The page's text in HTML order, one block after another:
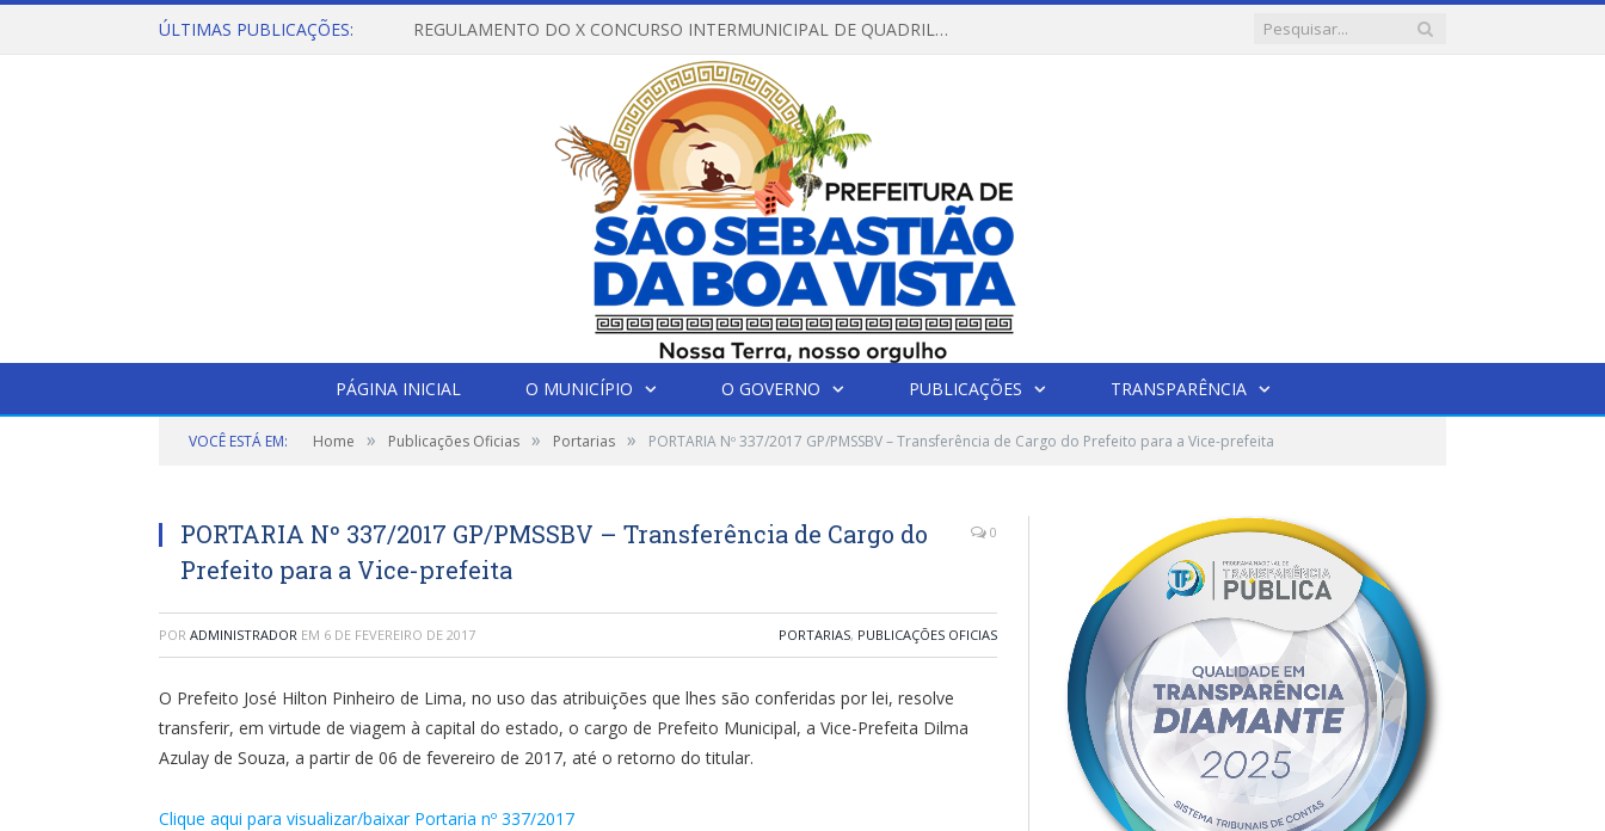
ÚLTIMAS PUBLICAÇÕES: REGULAMENTO DO X CONCURSO INTERMUNICIPAL DE QUADRILHAS JUNINAS – 2026 – ARRAIÁ DA VENEZA
PÁGINA INICIAL O MUNICÍPIO O GOVERNO PUBLICAÇÕES TRANSPARÊNCIA
VOCÊ ESTÁ EM: Home » Publicações Oficias » Portarias » PORTARIA Nº 337/2017 GP/PMSSBV – Transferência de Cargo do Prefeito para a Vice-prefeita
PORTARIA Nº 337/2017 GP/PMSSBV – Transferência de Cargo do
Prefeito para a Vice-prefeita
0
POR ADMINISTRADOR EM 6 DE FEVEREIRO DE 2017 PORTARIAS, PUBLICAÇÕES OFICIAS
O Prefeito José Hilton Pinheiro de Lima, no uso das atribuições que lhes são conferidas por lei, resolve
transferir, em virtude de viagem à capital do estado, o cargo de Prefeito Municipal, a Vice-Prefeita Dilma
Azulay de Souza, a partir de 06 de fevereiro de 2017, até o retorno do titular.
Clique aqui para visualizar/baixar Portaria nº 337/2017